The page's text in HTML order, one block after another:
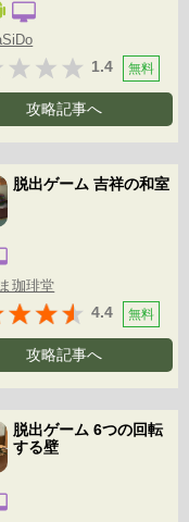
1.4 無料
攻略記事へ
脱出ゲーム 吉祥の和室
珈琲堂
4.4 無料
攻略記事へ
脱出ゲーム 6つの回転
する壁